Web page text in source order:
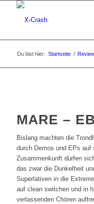
Du bist hier: Startseite /
MARE –
Bislang machten die
durch Demos und EPs
Zusammenkunft dürfen
das zwar die Dunkelheit
Superlativen in die
auf clean switchen und in
verlassenden Chören